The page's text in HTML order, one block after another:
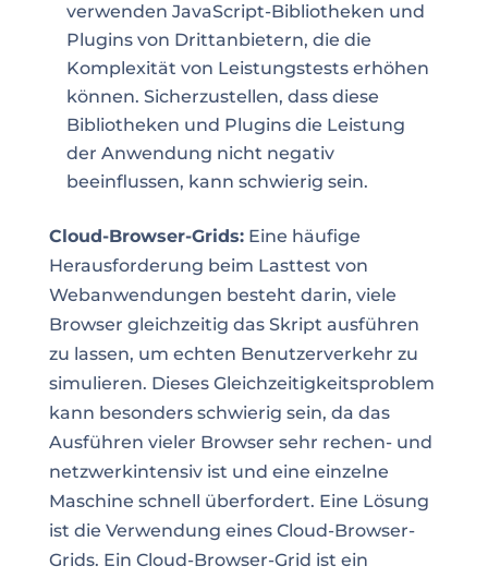
verwenden JavaScript-Bibliotheken und
Plugins von Drittanbietern, die die
Komplexität von Leistungstests erhöhen
können. Sicherzustellen, dass diese
Bibliotheken und Plugins die Leistung
der Anwendung nicht negativ
beeinflussen, kann schwierig sein.
Cloud-Browser-Grids:Eine häufige
Herausforderung beim Lasttest von
Webanwendungen besteht darin, viele
Browser gleichzeitig das Skript ausführen
zu lassen, um echten Benutzerverkehr zu
simulieren. Dieses Gleichzeitigkeitsproblem
kann besonders schwierig sein, da das
Ausführen vieler Browser sehr rechen- und
netzwerkintensiv ist und eine einzelne
Maschine schnell überfordert. Eine Lösung
ist die Verwendung eines Cloud-Browser-
Grids. Ein Cloud-Browser-Grid ist ein